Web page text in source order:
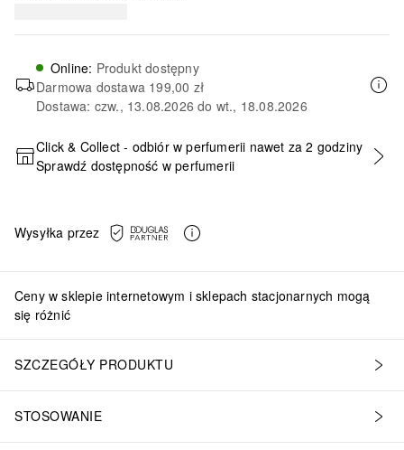
Online: Produkt dostępny
Darmowa dostawa 199,00 zł
Dostawa: czw., 13.08.2026 do wt., 18.08.2026
DODAJ DO KOSZYKA
Click & Collect - odbiór w perfumerii nawet za 2 godziny
Sprawdź dostępność w perfumerii
Wysyłka przez
Ceny w sklepie internetowym i sklepach stacjonarnych mogą
się różnić
SZCZEGÓŁY PRODUKTU
STOSOWANIE